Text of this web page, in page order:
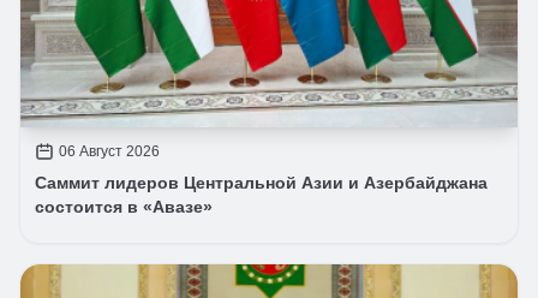
06 Август 2026
Саммит лидеров Центральной Азии и Азербайджана
состоится в «Авазе»